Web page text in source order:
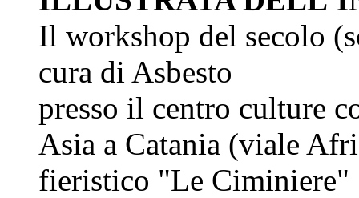
Il workshop del secolo
cura di Asbesto
presso il centro culture
Asia a Catania (viale
fieristico "Le Ciminiere"